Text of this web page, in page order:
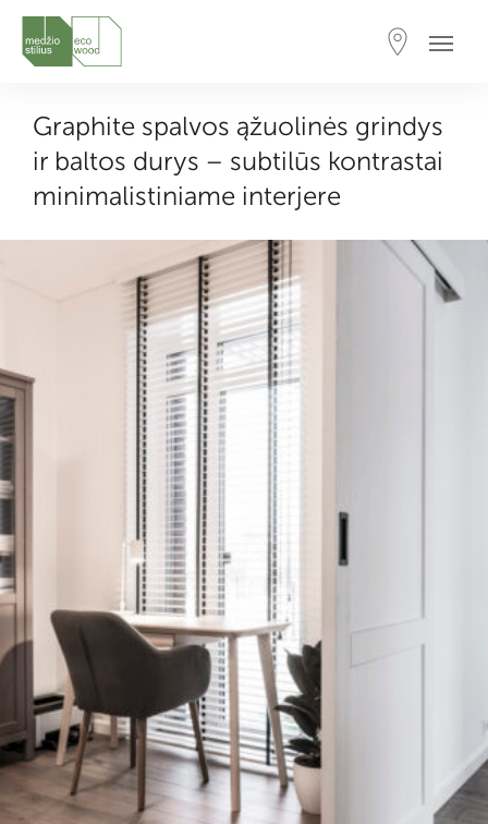
Graphite spalvos ąžuolinės grindys
ir baltos durys – subtilūs kontrastai
minimalistiniame interjere